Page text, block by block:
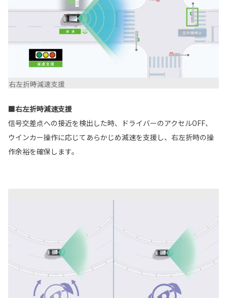
■右左折時減速支援
信号交差点への接近を検出した時、ドライバーのアクセルOFF、
ウインカー操作に応じてあらかじめ減速を支援し、右左折時の操
作余裕を確保します。